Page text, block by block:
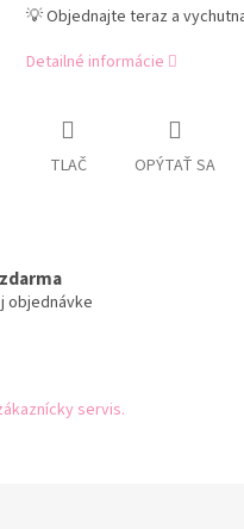
💡 Objednajte teraz a
Detailné informácie
TLAČ OPÝTAŤ SA
objednávke
servis.